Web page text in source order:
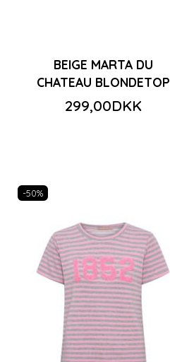
BEIGE MARTA DU
CHATEAU BLONDETOP
299,00DKK
-50%